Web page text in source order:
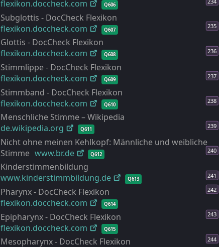
flexikon.doccheck.com
Q606
Subglottis - DocCheck Flexikon
flexikon.doccheck.com
Q607
Glottis - DocCheck Flexikon
flexikon.doccheck.com
Q608
Stimmlippe - DocCheck Flexikon
flexikon.doccheck.com
Q609
Stimmband - DocCheck Flexikon
flexikon.doccheck.com
Q610
Menschliche Stimme – Wikipedia
de.wikipedia.org
Q611
Nicht ohne meinen Kehlkopf: Männliche und weibliche
Stimme www.br.de Q612
Kinderstimmenbildung
www.kinderstimmbildung.de
Q613
Pharynx - DocCheck Flexikon
flexikon.doccheck.com
Q614
Epipharynx - DocCheck Flexikon
flexikon.doccheck.com
Q615
Mesopharynx - DocCheck Flexikon